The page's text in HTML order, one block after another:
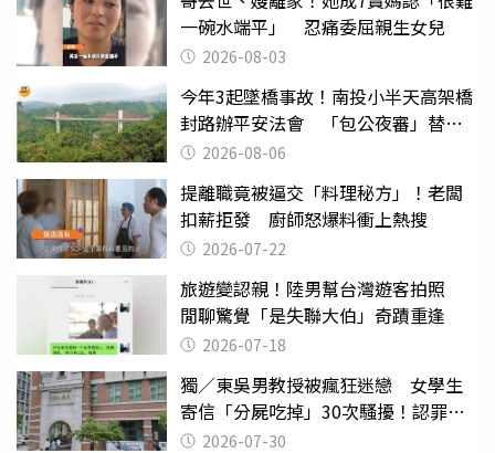
一碗水端平」 忍痛委屈親生女兒
2026-08-03
今年3起墜橋事故！南投小半天高架橋
封路辦平安法會 「包公夜審」替亡
魂伸冤
2026-08-06
提離職竟被逼交「料理秘方」！老闆
扣薪拒發 廚師怒爆料衝上熱搜
2026-07-22
旅遊變認親！陸男幫台灣遊客拍照
閒聊驚覺「是失聯大伯」奇蹟重逢
2026-07-18
獨／東吳男教授被瘋狂迷戀 女學生
寄信「分屍吃掉」30次騷擾！認罪免
關 2026-07-30